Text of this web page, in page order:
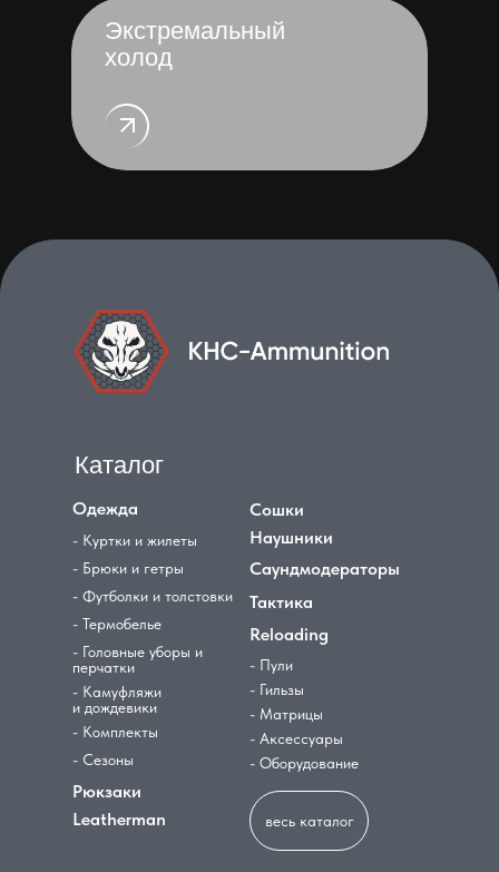
Экстремальный
холод
Каталог
Одежда
- Куртки и жилеты
- Брюки и гетры
- Футболки и толстовки
- Термобелье
- Головные уборы и
перчатки
- Камуфляжи
и дождевики
- Комплекты
- Сезоны
Рюкзаки
Leatherman
Сошки
Наушники
Саундмодераторы
Тактика
Reloading
- Пули
- Гильзы
- Матрицы
- Аксессуары
- Оборудование
весь каталог